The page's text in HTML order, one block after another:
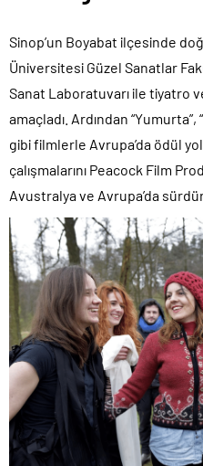
Sinop’un Boyabat ilçesinde
Üniversitesi Güzel Sanatlar
Sanat Laboratuvarı ile tiyatro
amaçladı. Ardından “Yumurta”,
gibi filmlerle Avrupa’da ödül
çalışmalarını Peacock Film
Avustralya ve Avrupa’da